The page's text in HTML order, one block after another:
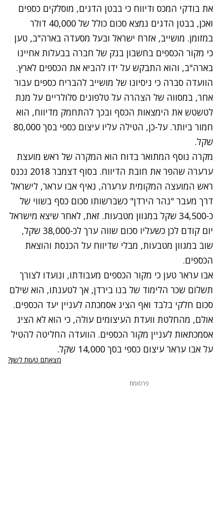
את בודקי המכס ודיווח כי בבטן הדגים, מוסלקים כספים
ואכן, בבטן הדגים נמצא סכום כולל של 40,000 דולר
במזומן. מושייב, אזרח ישראל ובעל מסעדה בארה"ב, טען
כי מקור הכספים בחשבון בנק של חברה בבעלות אחיינו
בארה"ב, והוא התבקש על ידו להביא את הכספים לארץ.
הוועדה סברה כי ניסיונו של מושייב להבריח כספים עבור
אחר, במסווה של הצהרה על טלפונים סלולריים על מנת
לטשטש את הימצאות הכסף ובכך להתחמק מדיווח, הוא
חמור ביותר. על-כן, הטילה עליו עיצום כספי בסך 80,000
שקל.
מקרה נוסף המתואר בדוח הוא המקרה של ראש מועצת
ערערה שהפר את חובת הדיווח. בסוף דצמבר 2018 נכנס
ראש המועצה המקומית ערערה, נאיף אבו עראר, לישראל
דרך מעבר "נהר הירדן" כשברשותו סכום כסף בשווי של
כ-34,500 שקל במגוון מטבעות. זאת, לאחר שיצא מישראל
יום קודם לכן כשעליו סכום שווה ערך לכ-38,000 שקל,
שוב במגוון מטבעות, מבלי שדיווח על הכנסת והוצאת
הכספים.
אבו עראר טען כי מקור הכספים מעבודתו, ונועדו לצורך
תשלום שכר הלימוד של בנו בירדן, אך לטענתו, הוא שילם
סכום חלקי בלבד ואף הציג אסמכתה לעניין יעד הכספים.
אולם, מהחלטת וועדת העיצומים עולה, כי הוא לא הציג
אסמכתאות לעניין מקור הכספים. הוועדה החליטה להטיל
על אבו עראר עיצום כספי בסך 14,000 שקל.
מצאתם טעות לשון?
פרסומת